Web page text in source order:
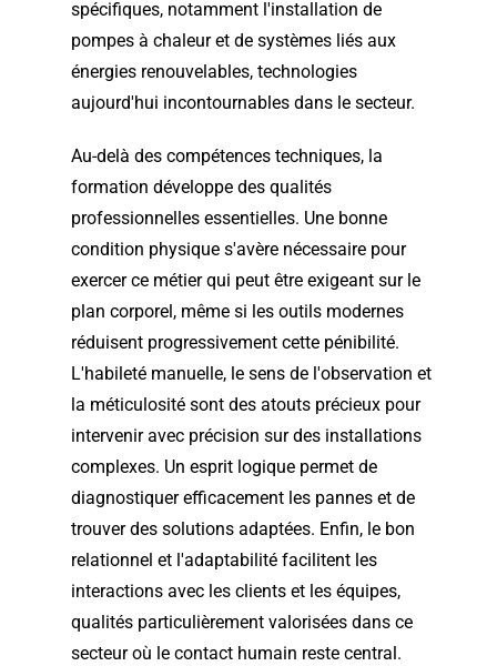
spécifiques, notamment l'installation de
pompes à chaleur et de systèmes liés aux
énergies renouvelables, technologies
aujourd'hui incontournables dans le secteur.
Au-delà des compétences techniques, la
formation développe des qualités
professionnelles essentielles. Une bonne
condition physique s'avère nécessaire pour
exercer ce métier qui peut être exigeant sur le
plan corporel, même si les outils modernes
réduisent progressivement cette pénibilité.
L'habileté manuelle, le sens de l'observation et
la méticulosité sont des atouts précieux pour
intervenir avec précision sur des installations
complexes. Un esprit logique permet de
diagnostiquer efficacement les pannes et de
trouver des solutions adaptées. Enfin, le bon
relationnel et l'adaptabilité facilitent les
interactions avec les clients et les équipes,
qualités particulièrement valorisées dans ce
secteur où le contact humain reste central.